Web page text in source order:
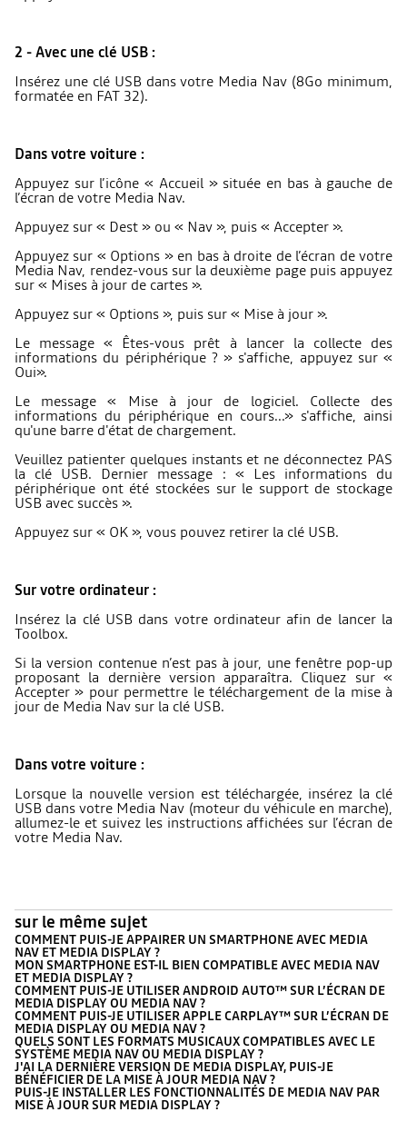
2 - Avec une clé USB :
Insérez une clé USB dans votre Media Nav (8Go minimum,
formatée en FAT 32).
Dans votre voiture :
Appuyez sur l’icône « Accueil » située en bas à gauche de
l’écran de votre Media Nav.
Appuyez sur « Dest » ou « Nav », puis « Accepter ».
Appuyez sur « Options » en bas à droite de l’écran de votre
Media Nav, rendez-vous sur la deuxième page puis appuyez
sur « Mises à jour de cartes ».
Appuyez sur « Options », puis sur « Mise à jour ».
Le message « Êtes-vous prêt à lancer la collecte des
informations du périphérique ? » s'affiche, appuyez sur «
Oui».
Le message « Mise à jour de logiciel. Collecte des
informations du périphérique en cours...» s'affiche, ainsi
qu'une barre d'état de chargement.
Veuillez patienter quelques instants et ne déconnectez PAS
la clé USB. Dernier message : « Les informations du
périphérique ont été stockées sur le support de stockage
USB avec succès ».
Appuyez sur « OK », vous pouvez retirer la clé USB.
Sur votre ordinateur :
Insérez la clé USB dans votre ordinateur afin de lancer la
Toolbox.
Si la version contenue n’est pas à jour, une fenêtre pop-up
proposant la dernière version apparaîtra. Cliquez sur «
Accepter » pour permettre le téléchargement de la mise à
jour de Media Nav sur la clé USB.
Dans votre voiture :
Lorsque la nouvelle version est téléchargée, insérez la clé
USB dans votre Media Nav (moteur du véhicule en marche),
allumez-le et suivez les instructions affichées sur l’écran de
votre Media Nav.
sur le même sujet
COMMENT PUIS-JE APPAIRER UN SMARTPHONE AVEC MEDIA
NAV ET MEDIA DISPLAY ?
MON SMARTPHONE EST-IL BIEN COMPATIBLE AVEC MEDIA NAV
ET MEDIA DISPLAY ?
COMMENT PUIS-JE UTILISER ANDROID AUTO™ SUR L’ÉCRAN DE
MEDIA DISPLAY OU MEDIA NAV ?
COMMENT PUIS-JE UTILISER APPLE CARPLAY™ SUR L’ÉCRAN DE
MEDIA DISPLAY OU MEDIA NAV ?
QUELS SONT LES FORMATS MUSICAUX COMPATIBLES AVEC LE
SYSTÈME MEDIA NAV OU MEDIA DISPLAY ?
J'AI LA DERNIÈRE VERSION DE MEDIA DISPLAY, PUIS-JE
BÉNÉFICIER DE LA MISE À JOUR MEDIA NAV ?
PUIS-JE INSTALLER LES FONCTIONNALITÉS DE MEDIA NAV PAR
MISE À JOUR SUR MEDIA DISPLAY ?